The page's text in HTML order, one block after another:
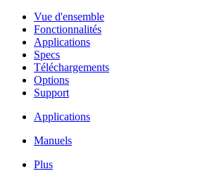
Vue d'ensemble
Fonctionnalités
Applications
Specs
Téléchargements
Options
Support
Applications
Manuels
Plus